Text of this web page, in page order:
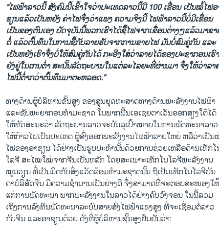
“ໄຟຟ້າລາວນີ້ ສັງຄົມນີ້ເຂົ້າໃຈວ່າປະເທດລາວນີ້ມີ 100 ເຂື່ອນ ເປັນໝໍ້ໄຟອ
ຊຽນແລ້ວເປັນຫຍັງ ຄ່າໄຟຈຶ່ງວ່າແພງ ຄວາມຈິງນີ້ ໄຟຟ້າລາວນີ້ບໍ່ມີເຂື່ອນ
ເປັນຂອງຕົນເອງ ປັດຈຸບັນນີ້ພວກເຮົາໄດ້ຊື້ໄຟຈາກເຂື່ອນຕ່າງໆແລ້ວມາຂ
ຕໍ່ ແລ້ວຕົ້ນທຶນໃນການຊື້ກັບລາຍຮັບຈາກການຂາຍໄຟ ມັນບໍ່ສົມຄູ່ກັນ ແລະ
ເປັນຫຍັງເຮົາຈຶ່ງບໍ່ໃຫ້ສົມຄູ່ກັນໄດ້ ກະອີງໃສ່ວ່າລາຍໄດ້ຂອງປະຊາກອນເຮົາ
ຍັງຢູ່ໃນເກນຕໍ່າ ສະນັ້ນລັດຖະບານໃນແຕ່ລະໄລຍະທີ່ຜ່ານມາ ຈຶ່ງໃຫ້ວ່າລາ
ໄຟນີ້ຕໍ່າກວ່າຕົ້ນທຶນມາຕະຫລອດ.”
ທາງດ້ານຜູ້ບໍລິຫານຂັ້ນສູງ ຂອງສູນຍຸດທະສາດທາງດ້ານພະລັງງານໄຟຟ້າ
ແລະຊັບພະຍາກອນທຳມະຊາດ ໃນພາກພື້ນເອເຊຍຕາເວັນອອກສຽງໃຕ້ໄດ້
ໃຫ້ທັດສະນະວ່າ ລັດຖະບານລາວຈະບັນລຸເປົ້າໝາຍໃນການພັດທະນາລາວ
ໃຫ້ກ້າວໄປເປັນປະເທດ ຜູ້ສົ່ງອອກພະລັງງານໄຟຟ້າລາຍໃຫຍ່ ຫລືວ່າເປັ
ໄຟຂອງອາຊຽນ ໄດ້ຢ່າງເປັນຮູບປະທຳນັ້ນດ້ວຍການຊ່ວຍເຫລືອດ້ານເທັກ
ໂລຈີ ສະໄໝໃໝ່ຈາກຈີນເປັນຫລັກ ໂດຍສະເພາະເທັກໂນໂລຈີພະລັງງານ
ໝູນວຽນ ທີ່ເປັນມິດກັບສິ່ງແວັດລ້ອມທຳມະຊາດນັ້ນ ຖືເປັນເທັກໂນໂລຈີບັນ
ດາບໍລິສັດຈີນ ມີຄວາມຊຳນານເປັນຢ່າງດີ ຈຶ່ງສາມາດທີ່ຈະຕອບສະໜອງໃຫ້້
ແກ່ການພັດທະນາ ພາກພະລັງງານໃນລາວໄດ້ຢ່າງຄົບວົງຈອນ ໃນນີ້ລວມ
ເຖິງການລົງທຶນພັດທະນາລະບົບສາຍສົ່ງໄຟຟ້າແຮງສູງ ທີ່ຈະເຊື່ອມຕໍ່ລາວ
ກັບຈີນ ແລະອາຊຽນດ້ວຍ ດັ່ງທີ່ຜູ້ບໍລິຫານຊັ້ນສູງຢືນຢັນວ່າ: